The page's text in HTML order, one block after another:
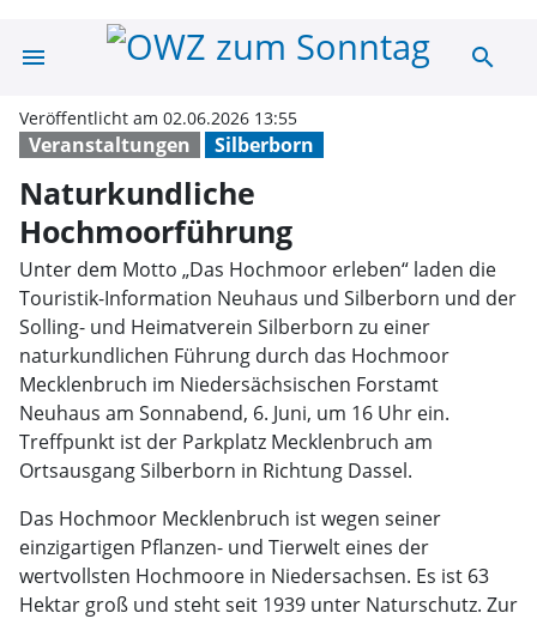
menu search
Veranstaltungen Silberborn
Veröffentlicht am 02.06.2026 13:55
Naturkundliche
Hochmoorführung
Unter dem Motto „Das Hochmoor erleben“ laden die
Touristik-Information Neuhaus und Silberborn und der
Solling- und Heimatverein Silberborn zu einer
naturkundlichen Führung durch das Hochmoor
Mecklenbruch im Niedersächsischen Forstamt
Neuhaus am Sonnabend, 6. Juni, um 16 Uhr ein.
Treffpunkt ist der Parkplatz Mecklenbruch am
Ortsausgang Silberborn in Richtung Dassel.
Das Hochmoor Mecklenbruch ist wegen seiner
einzigartigen Pflanzen- und Tierwelt eines der
wertvollsten Hochmoore in Niedersachsen. Es ist 63
Hektar groß und steht seit 1939 unter Naturschutz. Zur